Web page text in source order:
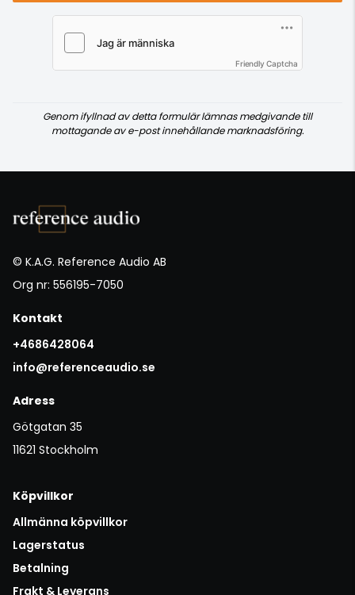
Friendly Captcha
Genom ifyllnad av detta formulär lämnas medgivande till
mottagande av e-post innehållande marknadsföring.
© K.A.G. Reference Audio AB
Org nr: 556195-7050
Kontakt
+4686428064
info@referenceaudio.se
Adress
Götgatan 35
11621 Stockholm
Köpvillkor
Allmänna köpvillkor
Lagerstatus
Betalning
Frakt & Leverans